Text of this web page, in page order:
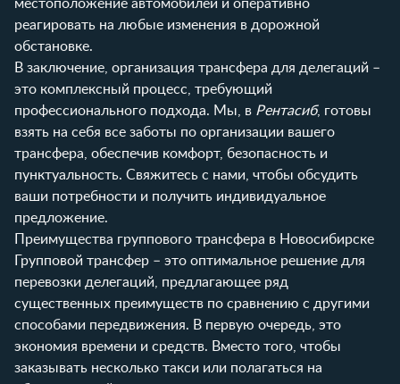
местоположение автомобилей и оперативно
реагировать на любые изменения в дорожной
обстановке.
В заключение, организация трансфера для делегаций –
это комплексный процесс, требующий
профессионального подхода. Мы, в Рентасиб, готовы
взять на себя все заботы по организации вашего
трансфера, обеспечив комфорт, безопасность и
пунктуальность. Свяжитесь с нами, чтобы обсудить
ваши потребности и получить индивидуальное
предложение.
Преимущества группового трансфера в Новосибирске
Групповой трансфер – это оптимальное решение для
перевозки делегаций, предлагающее ряд
существенных преимуществ по сравнению с другими
способами передвижения. В первую очередь, это
экономия времени и средств. Вместо того, чтобы
заказывать несколько такси или полагаться на